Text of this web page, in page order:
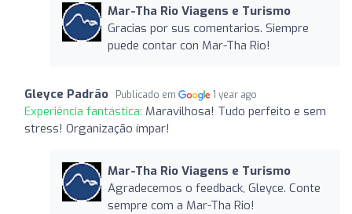
Mar-Tha Rio Viagens e Turismo
Gracias por sus comentarios. Siempre
puede contar con Mar-Tha Rio!
Gleyce Padrão Publicado em 1 year ago
Experiência fantástica: Maravilhosa! Tudo perfeito e sem
stress! Organização ímpar!
Mar-Tha Rio Viagens e Turismo
Agradecemos o feedback, Gleyce. Conte
sempre com a Mar-Tha Rio!